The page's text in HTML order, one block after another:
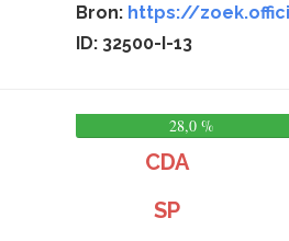
Bron: https://
ID: 32500-I-13
28,0 %
CDA
SP